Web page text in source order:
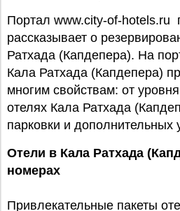
Портал www.city-of-hotels.ru
рассказывает о
Ратхада (Капдепера). На
Кала Ратхада (Капдепера)
многим свойствам: от
отелях Кала Ратхада
парковки и дополнительных
Отели в Кала Ратхада
номерах
Привлекательные пакеты